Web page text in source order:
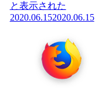
と表示された
2020.06.152020.06.15